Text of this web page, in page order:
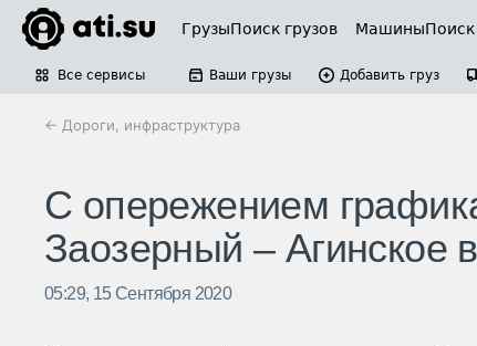
ГрузыПоиск грузов Машины
Все сервисы Ваши грузы Добавить груз
← Дороги, инфраструктура
С опережением
Заозерный – Агинское
05:29, 15 Сентября 2020